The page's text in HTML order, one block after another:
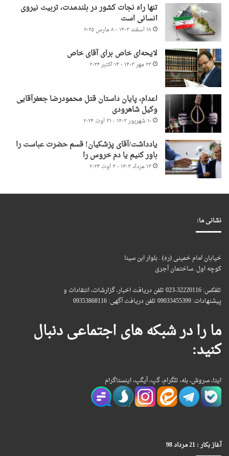
تنها راه نجات کشور در بلندمدت، تربیت نیروی
انسانی است
۱۸ اسفند ۱۴۰۳ - ۸ مارس ۲۰۲۵
لایحه‌ای خاص برای آقای خاص
۲۳ مهر ۱۴۰۳ - ۱۴ اکتبر ۲۰۲۴
اعدام، پایان داستان قتل محمودرضا جعفرآقایی
وکیل شاهرودی
۱۰ شهریور ۱۴۰۳ - ۳۱ اوت ۲۰۲۴
یادداشت/آقای پزشکیان! قسم حضرت عباست را
باور کنیم یا دم خروس را
۱۳ مرداد ۱۴۰۳ - ۳ اوت ۲۰۲۴
نشانی ما:
خیابان امام خمینی (ره) . بلوار ابن سینا
کوچه اول. ساختمان آجری
تلفکس: 32220116-023 تلفن دریافت اخبار، گزارشات، انتقادات و
پیشنهادات: 09033455399 تلفن دریافت آگهی: 09353868116
ما را در شبکه های اجتماعی دنبال
کنید:
ایتا، سروش، بله، تلگرام، گپ، آیگپ، اینستاگرام
آغاز بکار : 21 مرداد 98